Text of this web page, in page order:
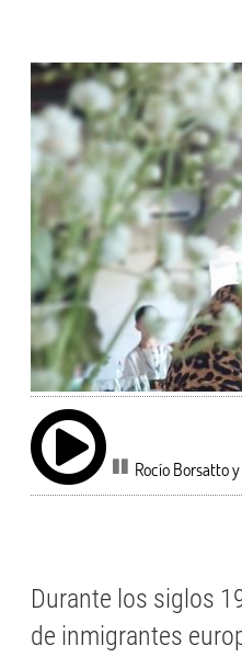
Rocío Borsatto
Durante los siglos
de inmigrantes